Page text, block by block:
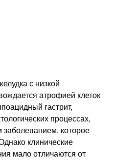
с низкой
атрофией клеток
гастрит,
процессах,
которое
клинические
мало отличаются от